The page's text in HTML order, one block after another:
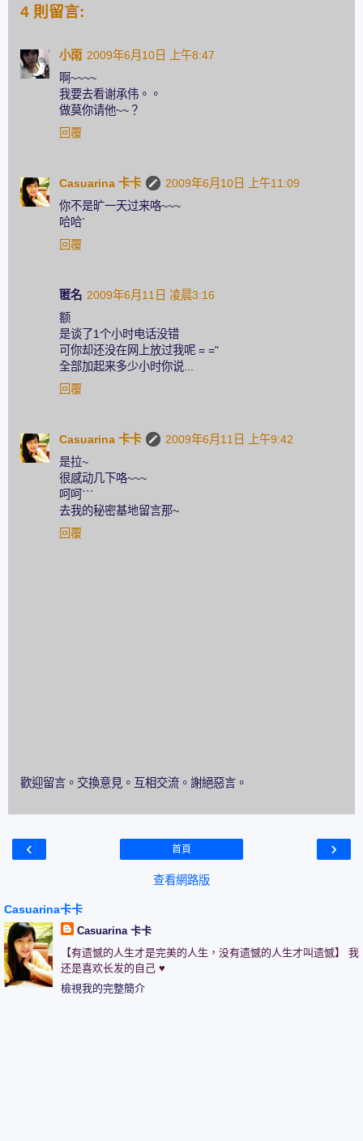
4 則留言:
小雨 2009年6月10日 上午8:47
啊~~~~
我要去看谢承伟。。
做莫你请他~~？
回覆
Casuarina 卡卡
2009年6月10日 上午11:09
你不是旷一天过来咯~~~
哈哈`
回覆
匿名 2009年6月11日 凌晨3:16
额
是谈了1个小时电话没错
可你却还没在网上放过我呢 = ="
全部加起来多少小时你说...
回覆
Casuarina 卡卡
2009年6月11日 上午9:42
是拉~
很感动几下咯~~~
呵呵```
去我的秘密基地留言那~
回覆
歡迎留言。交換意見。互相交流。謝絕惡言。
‹ ›
首頁
查看網路版
Casuarina卡卡
Casuarina 卡卡
【有遗憾的人生才是完美的人生，没有遗憾的人生才叫遗憾】 我
还是喜欢长发的自己 ♥
檢視我的完整簡介